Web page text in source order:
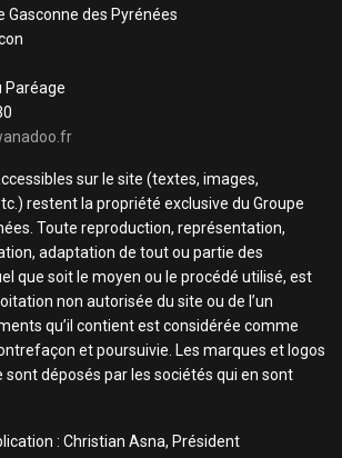
Gasconne des Pyrénées
Paréage
sur le site (textes, images,
restent la propriété exclusive du Groupe
Toute reproduction, représentation,
adaptation de tout ou partie des
que soit le moyen ou le procédé utilisé, est
non autorisée du site ou de l’un
qu’il contient est considérée comme
et poursuivie. Les marques et logos
sont déposés par les sociétés qui en sont
: Christian Asna, Président